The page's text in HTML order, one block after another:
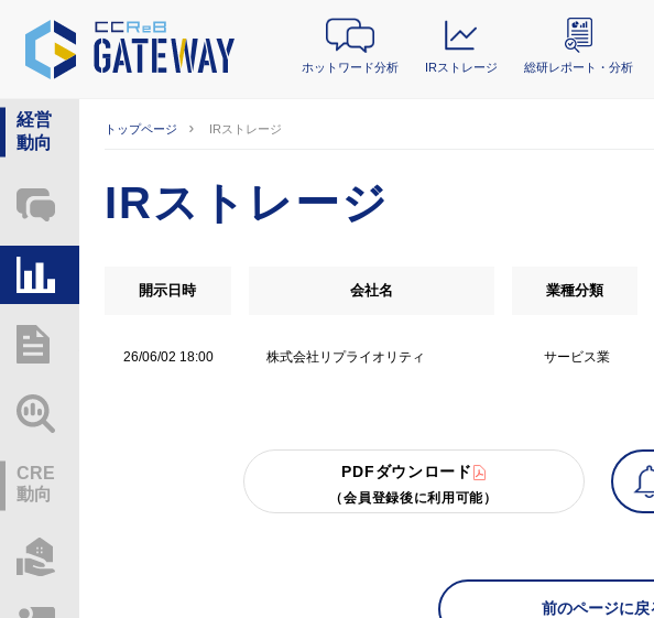
ホットワード分析 IRストレージ 総研レポート・分析
経営
動向
ホットワード分析
CRE
動向
トップページ IRストレージ
IRストレージ
開示日時 会社名 業種分類
26/06/02 18:00 株式会社リプライオリティ サービス業
PDFダウンロード
（会員登録後に利用可能）
前のページに戻